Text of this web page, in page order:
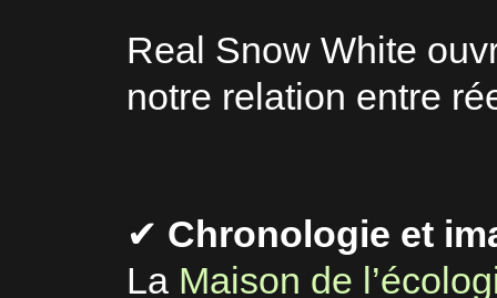
Real Snow White
notre relation entre
✔ Chronologie et
La Maison de